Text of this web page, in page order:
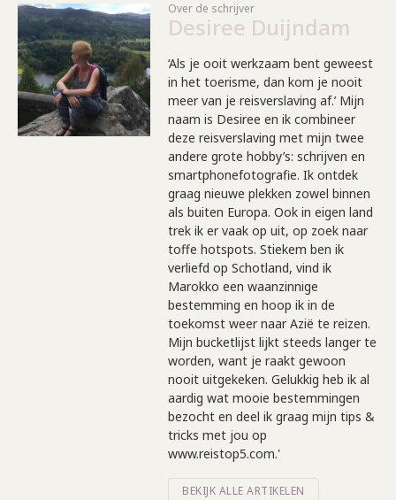
Over de schrijver
Desiree Duijndam
‘Als je ooit werkzaam bent geweest
in het toerisme, dan kom je nooit
meer van je reisverslaving af.’ Mijn
naam is Desiree en ik combineer
deze reisverslaving met mijn twee
andere grote hobby’s: schrijven en
smartphonefotografie. Ik ontdek
graag nieuwe plekken zowel binnen
als buiten Europa. Ook in eigen land
trek ik er vaak op uit, op zoek naar
toffe hotspots. Stiekem ben ik
verliefd op Schotland, vind ik
Marokko een waanzinnige
bestemming en hoop ik in de
toekomst weer naar Azië te reizen.
Mijn bucketlijst lijkt steeds langer te
worden, want je raakt gewoon
nooit uitgekeken. Gelukkig heb ik al
aardig wat mooie bestemmingen
bezocht en deel ik graag mijn tips &
tricks met jou op
www.reistop5.com.'
BEKIJK ALLE ARTIKELEN